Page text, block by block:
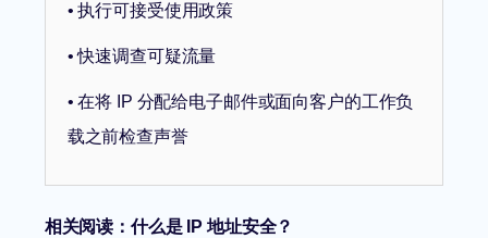
• 执行可接受使用政策
• 快速调查可疑流量
• 在将 IP 分配给电子邮件或面向客户的工作负
载之前检查声誉
相关阅读： 什么是 IP 地址安全？